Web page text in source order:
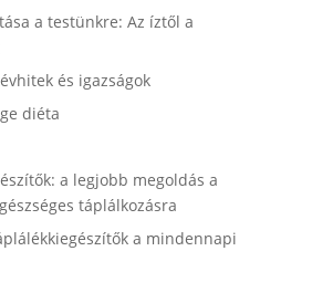
a testünkre: Az íztől a
és igazságok
diéta
a legjobb megoldás a
táplálkozásra
a mindennapi